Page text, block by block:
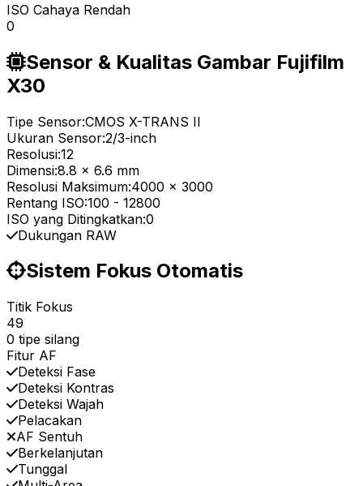
ISO Cahaya Rendah
0
Sensor & Kualitas Gambar Fujifilm
X30
Tipe Sensor:CMOS X-TRANS II
Ukuran Sensor:2/3-inch
Resolusi:12
Dimensi:8.8 x 6.6 mm
Resolusi Maksimum:4000 x 3000
Rentang ISO:100 - 12800
ISO yang Ditingkatkan:0
Dukungan RAW
Sistem Fokus Otomatis
Titik Fokus
49
0 tipe silang
Fitur AF
Deteksi Fase
Deteksi Kontras
Deteksi Wajah
Pelacakan
AF Sentuh
Berkelanjutan
Tunggal